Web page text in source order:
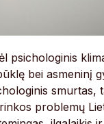
psichologinis
bei asmeninį
smurtas,
problemų